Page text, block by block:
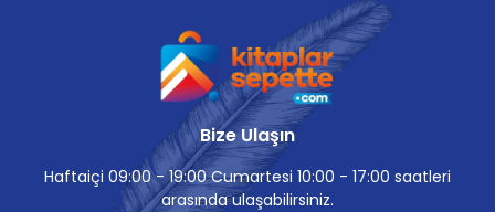
Bize Ulaşın
Haftaiçi 09:00 - 19:00 Cumartesi 10:00 - 17:00 saatleri
arasında ulaşabilirsiniz.